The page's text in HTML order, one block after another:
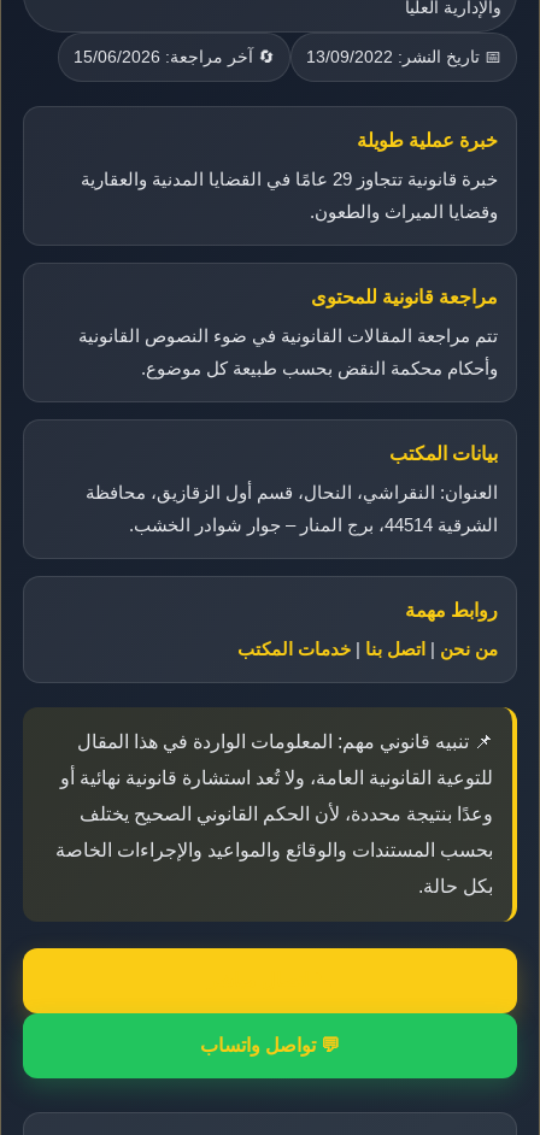
والإدارية العليا
📅 تاريخ النشر: 13/09/2022 🔄 آخر مراجعة: 15/06/2026
خبرة عملية طويلة
خبرة قانونية تتجاوز 29 عامًا في القضايا المدنية والعقارية
وقضايا الميراث والطعون.
مراجعة قانونية للمحتوى
تتم مراجعة المقالات القانونية في ضوء النصوص القانونية
وأحكام محكمة النقض بحسب طبيعة كل موضوع.
بيانات المكتب
العنوان: النقراشي، النحال، قسم أول الزقازيق، محافظة
الشرقية 44514، برج المنار – جوار شوادر الخشب.
روابط مهمة
من نحن | اتصل بنا | خدمات المكتب
📌 تنبيه قانوني مهم: المعلومات الواردة في هذا المقال
للتوعية القانونية العامة، ولا تُعد استشارة قانونية نهائية أو
وعدًا بنتيجة محددة، لأن الحكم القانوني الصحيح يختلف
بحسب المستندات والوقائع والمواعيد والإجراءات الخاصة
بكل حالة.
💬 تواصل واتساب